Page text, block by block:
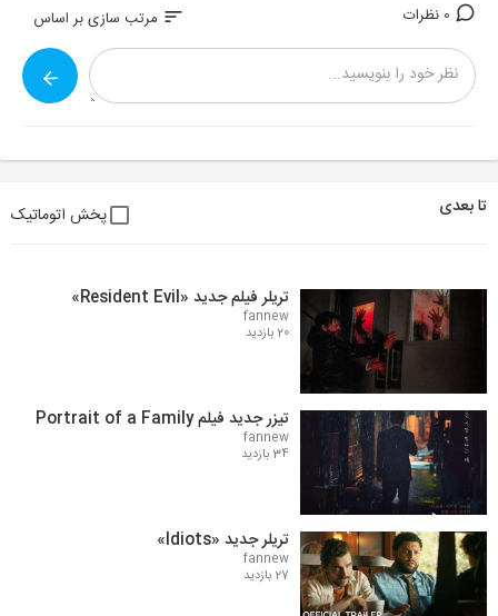
sort مرتب سازی بر اساس
تا بعدی پخش اتوماتیک
تریلر فیلم جدید «Resident Evil»
fannew
20 بازدید
تیزر جدید فیلم Portrait of a Family
fannew
34 بازدید
تریلر جدید «Idiots»
fannew
27 بازدید